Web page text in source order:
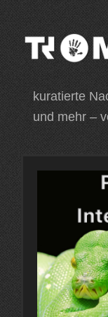
Zum
Inhalt
springen
drücken)
kuratierte
und mehr –